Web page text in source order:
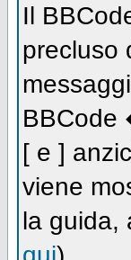
Il
precluso
BBCode
[ e ]
viene
la guida,